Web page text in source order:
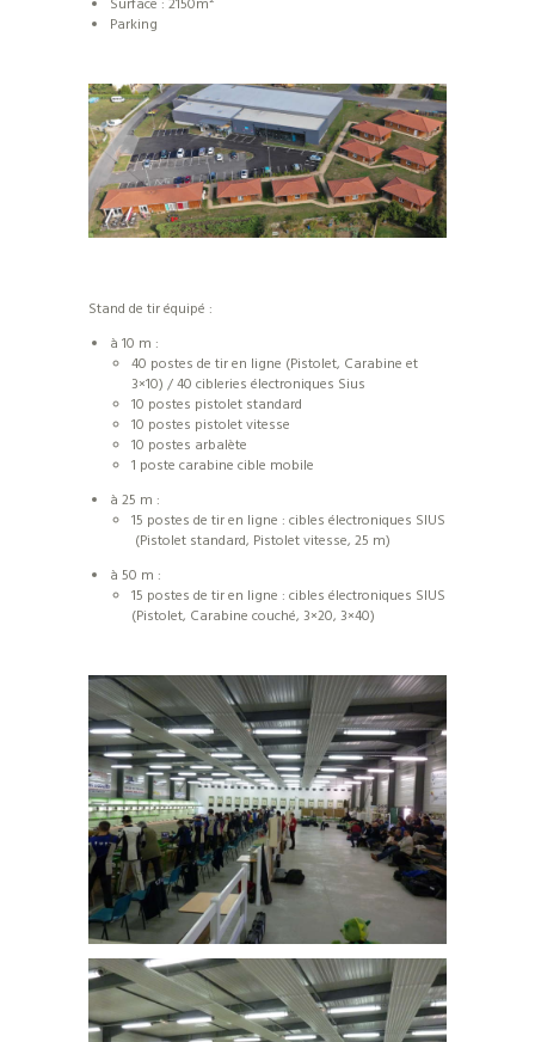
Parking
Stand de tir équipé :
à 10 m :
40 postes de tir en ligne (Pistolet, Carabine et
3×10) / 40 cibleries électroniques Sius
10 postes pistolet standard
10 postes pistolet vitesse
10 postes arbalète
1 poste carabine cible mobile
à 25 m :
15 postes de tir en ligne : cibles électroniques SIUS
(Pistolet standard, Pistolet vitesse, 25 m)
à 50 m :
15 postes de tir en ligne : cibles électroniques SIUS
(Pistolet, Carabine couché, 3×20, 3×40)